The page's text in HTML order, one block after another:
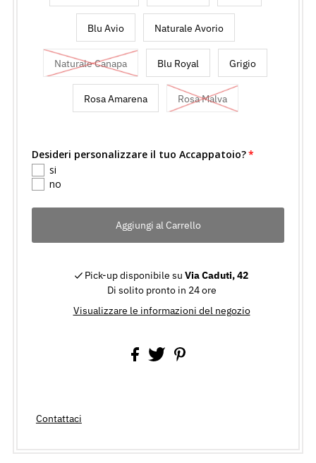
Blu Avio Naturale Avorio
Naturale Canapa Blu Royal Grigio
Rosa Amarena Rosa Malva
Desideri personalizzare il tuo Accappatoio?
si
no
Pick-up disponibile suVia Caduti, 42
Di solito pronto in 24 ore
Visualizzare le informazioni del negozio
Contattaci